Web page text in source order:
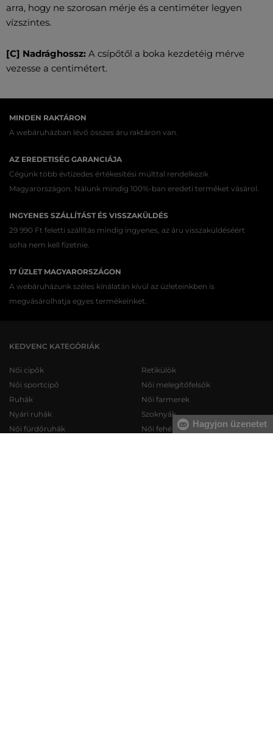
arra, hogy ne szorosan mérje és a centiméter legyen
vízszintes.
[C] Nadrághossz: A csípőtől a boka kezdetéig mérve
vezesse a centimétert.
MINDEN RAKTÁRON
A webáruházban lévő összes áru raktáron van.
AZ EREDETISÉG GARANCIÁJA
Cégünk több évtizedes értékesítési múlttal rendelkezik
Magyarországon. Nálunk mindig 100%-ban eredeti terméket vásárol.
INGYENES SZÁLLÍTÁST ÉS VISSZAKÜLDÉS
29 990 Ft feletti szállítás mindig ingyenes, az áru visszaküldéséért
soha nem kell fizetnie.
17 ÜZLET MAGYARORSZÁGON
A webáruházunk széles kínálatán kívül az üzleteinkben is
megvásárolhatja egyes termékeinket.
KEDVENC KATEGÓRIÁK
Női cipők
Női sportcipő
Ruhák
Nyári ruhák
Női fürdőruhák
Retikülök
Női melegítőfelsők
Női farmerek
Szoknyák
Női fehérneműkHagyjon üzenetet